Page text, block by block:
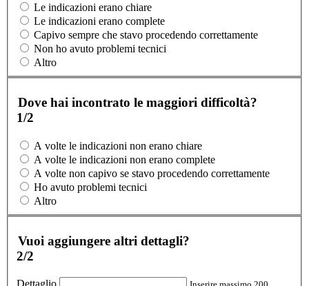
Le indicazioni erano chiare
Le indicazioni erano complete
Capivo sempre che stavo procedendo correttamente
Non ho avuto problemi tecnici
Altro
Dove hai incontrato le maggiori difficoltà?
1/2
A volte le indicazioni non erano chiare
A volte le indicazioni non erano complete
A volte non capivo se stavo procedendo correttamente
Ho avuto problemi tecnici
Altro
Vuoi aggiungere altri dettagli?
2/2
Dettaglio